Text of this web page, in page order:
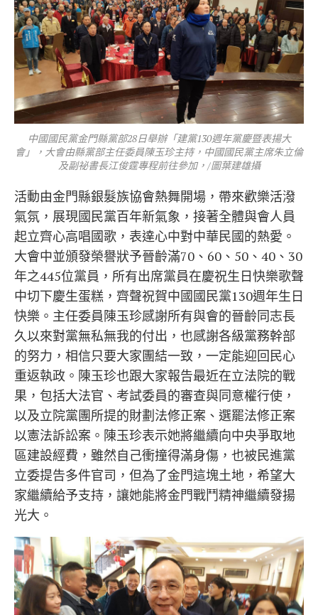
中國國民黨金門縣黨部28日舉辦「建黨130週年黨慶暨表揚大
會」，大會由縣黨部主任委員陳玉珍主持，中國國民黨主席朱立倫
及副祕書長江俊霆專程前往參加，/圖葉建雄攝
活動由金門縣銀髮族協會熱舞開場，帶來歡樂活潑
氣氛，展現國民黨百年新氣象，接著全體與會人員
起立齊心高唱國歌，表達心中對中華民國的熱愛。
大會中並頒發榮譽狀予晉齡滿70、60、50、40、30
年之445位黨員，所有出席黨員在慶祝生日快樂歌聲
中切下慶生蛋糕，齊聲祝賀中國國民黨130週年生日
快樂。主任委員陳玉珍感謝所有與會的晉齡同志長
久以來對黨無私無我的付出，也感謝各級黨務幹部
的努力，相信只要大家團結一致，一定能迎回民心
重返執政。陳玉珍也跟大家報告最近在立法院的戰
果，包括大法官、考試委員的審查與同意權行使，
以及立院黨團所提的財劃法修正案、選罷法修正案
以憲法訴訟案。陳玉珍表示她將繼續向中央爭取地
區建設經費，雖然自己衝撞得滿身傷，也被民進黨
立委提告多件官司，但為了金門這塊土地，希望大
家繼續給予支持，讓她能將金門戰鬥精神繼續發揚
光大。